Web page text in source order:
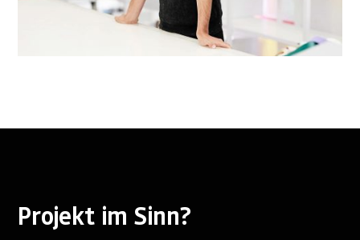
Projekt im Sinn?